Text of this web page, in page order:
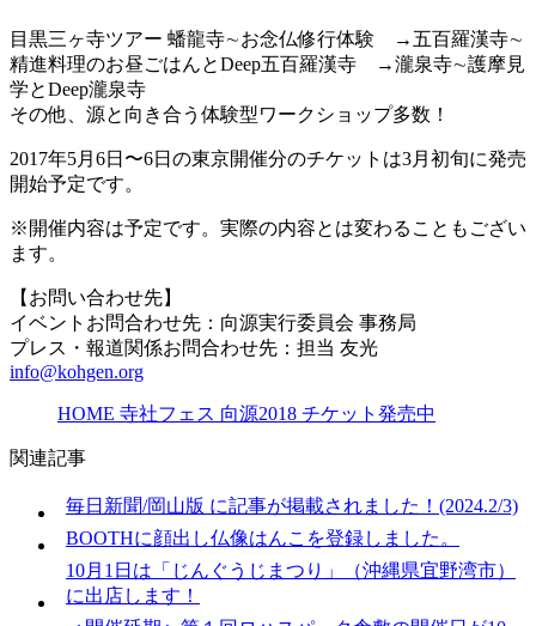
目黒三ヶ寺ツアー 蟠龍寺∼お念仏修行体験 →五百羅漢寺∼
精進料理のお昼ごはんとDeep五百羅漢寺 →瀧泉寺∼護摩見
学とDeep瀧泉寺
その他、源と向き合う体験型ワークショップ多数！
2017年5月6日〜6日の東京開催分のチケットは3月初旬に発売
開始予定です。
※開催内容は予定です。実際の内容とは変わることもござい
ます。
【お問い合わせ先】
イベントお問合わせ先：向源実行委員会 事務局
プレス・報道関係お問合わせ先：担当 友光
info@kohgen.org
HOME 寺社フェス 向源2018 チケット発売中
関連記事
毎日新聞/岡山版 に記事が掲載されました！(2024.2/3)
BOOTHに顔出し仏像はんこを登録しました。
10月1日は「じんぐうじまつり」（沖縄県宜野湾市）
に出店します！